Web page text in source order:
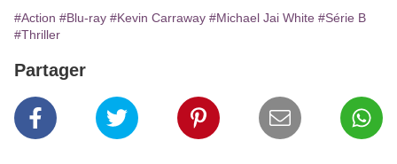
#Action #Blu-ray #Kevin Carraway #Michael Jai White #Série B
#Thriller
Partager